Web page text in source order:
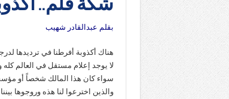
شكة قلم..
بقلم عبدالقادر شهيب
هناك أكذوبة أفرطنا في ترديدها
لا يوجد إعلام مستقل في العالم
سواء كان هذا المالك شخصاً أو
والذين اخترعوا لنا هذه وروجوها